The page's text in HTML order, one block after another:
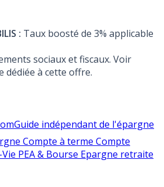
: Taux boosté de 3% applicable
sociaux et fiscaux. Voir
dédiée à cette offre.
Guide indépendant de l'épargne
Compte à terme Compte
PEA & Bourse Epargne retraite